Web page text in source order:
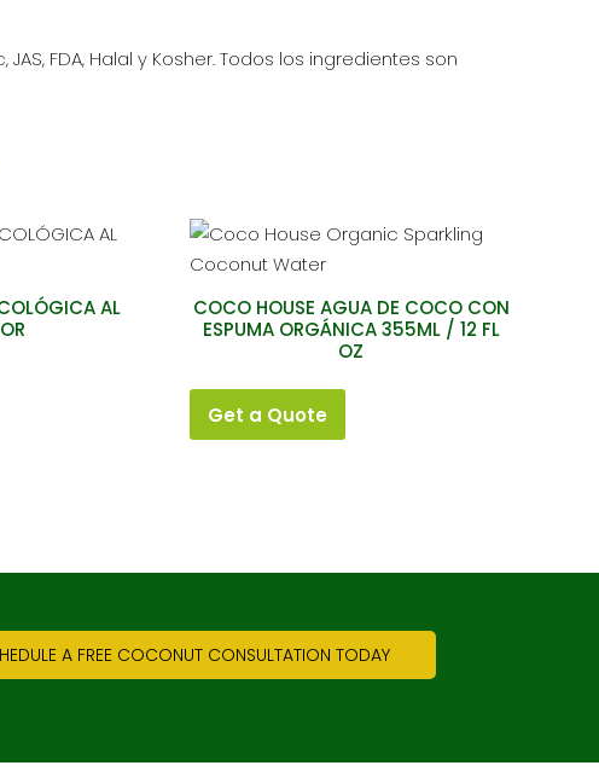
FDA, Halal y Kosher. Todos los ingredientes son
AL
COCO HOUSE AGUA DE COCO CON
ESPUMA ORGÁNICA 355ML / 12 FL
OZ
Get a Quote
A FREE COCONUT CONSULTATION TODAY